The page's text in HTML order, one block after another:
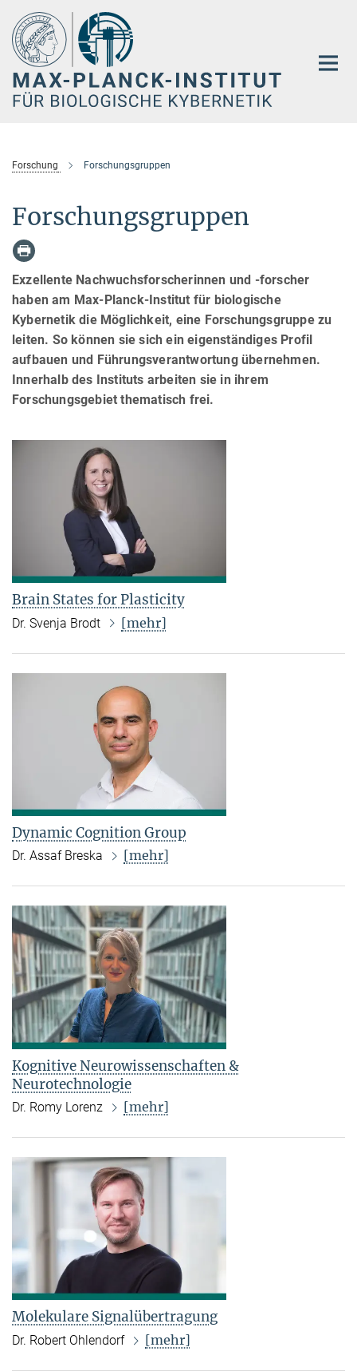
Hauptinhalt
Forschung Forschungsgruppen
Forschungsgruppen
Exzellente Nachwuchsforscherinnen und -forscher
haben am Max-Planck-Institut für biologische
Kybernetik die Möglichkeit, eine Forschungsgruppe zu
leiten. So können sie sich ein eigenständiges Profil
aufbauen und Führungsverantwortung übernehmen.
Innerhalb des Instituts arbeiten sie in ihrem
Forschungsgebiet thematisch frei.
Brain States for Plasticity
Dr. Svenja Brodt [mehr]
Dynamic Cognition Group
Dr. Assaf Breska [mehr]
Kognitive Neurowissenschaften &
Neurotechnologie
Dr. Romy Lorenz [mehr]
Molekulare Signalübertragung
Dr. Robert Ohlendorf [mehr]